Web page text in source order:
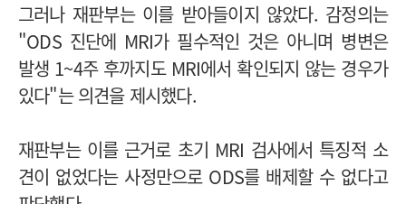
그러나 재판부는 이를 받아들이지 않았다. 감정의는
"ODS 진단에 MRI가 필수적인 것은 아니며 병변은
발생 1~4주 후까지도 MRI에서 확인되지 않는 경우가
있다"는 의견을 제시했다.
재판부는 이를 근거로 초기 MRI 검사에서 특징적 소
견이 없었다는 사정만으로 ODS를 배제할 수 없다고